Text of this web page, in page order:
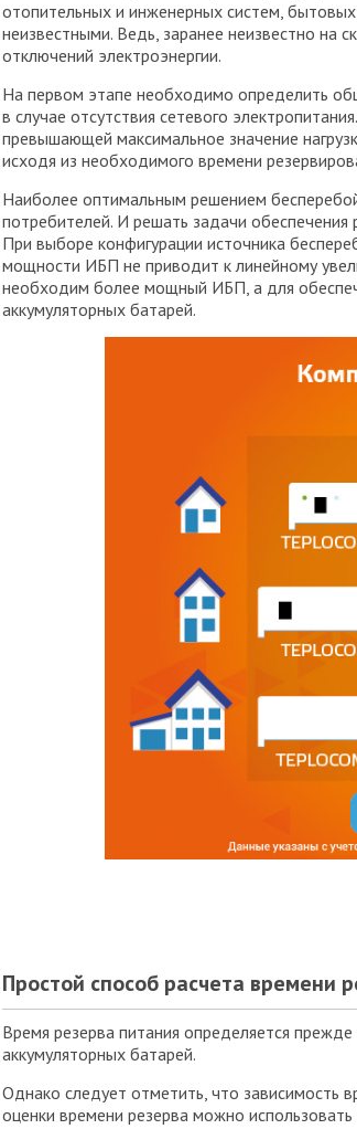
отопительных и инженерных систем,
неизвестными. Ведь, заранее неизвестно на
отключений электроэнергии.
На первом этапе необходимо определить
в случае отсутствия сетевого
превышающей максимальное значение
исходя из необходимого времени
Наиболее оптимальным решением
потребителей. И решать задачи обеспечения
При выборе конфигурации источника
мощности ИБП не приводит к линейному
необходим более мощный ИБП, а для
аккумуляторных батарей.
Простой способ расчета времени
Время резерва питания определяется
аккумуляторных батарей.
Однако следует отметить, что зависимость
оценки времени резерва можно